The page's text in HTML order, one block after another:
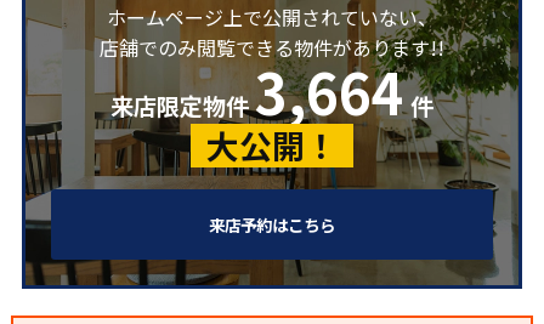
ホームページ上で公開されていない、
店舗でのみ閲覧できる物件があります!!
来店限定物件3,664件
大公開！
来店予約はこちら